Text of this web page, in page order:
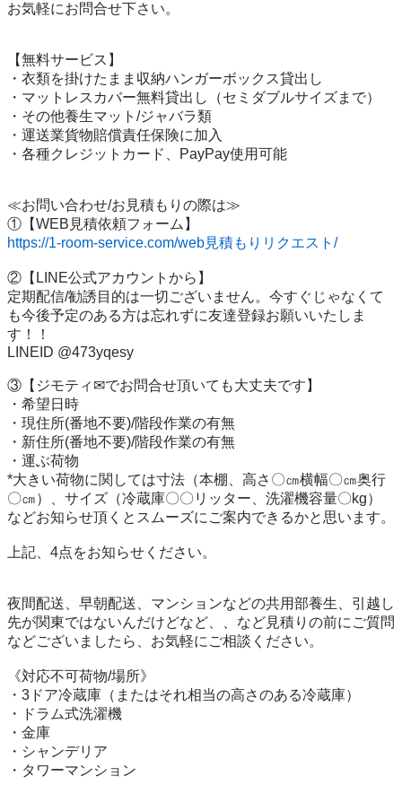
お気軽にお問合せ下さい。
【無料サービス】
・衣類を掛けたまま収納ハンガーボックス貸出し
・マットレスカバー無料貸出し（セミダブルサイズまで）
・その他養生マット/ジャバラ類
・運送業貨物賠償責任保険に加入
・各種クレジットカード、PayPay使用可能
≪お問い合わせ/お見積もりの際は≫
https://1-room-service.com/web見積もりリクエスト/
②【LINE公式アカウントから】
定期配信/勧誘目的は一切ございません。今すぐじゃなくて
も今後予定のある方は忘れずに友達登録お願いいたしま
す！！
LINEID @473yqesy
③【ジモティ✉でお問合せ頂いても大丈夫です】
・希望日時
・現住所(番地不要)/階段作業の有無
・新住所(番地不要)/階段作業の有無
・運ぶ荷物
*大きい荷物に関しては寸法（本棚、高さ〇㎝横幅〇㎝奥行
〇㎝）、サイズ（冷蔵庫〇〇リッター、洗濯機容量〇kg）
などお知らせ頂くとスムーズにご案内できるかと思います。
上記、4点をお知らせください。
夜間配送、早朝配送、マンションなどの共用部養生、引越し
先が関東ではないんだけどなど、、など見積りの前にご質問
などございましたら、お気軽にご相談ください。
《対応不可荷物/場所》
・3ドア冷蔵庫（またはそれ相当の高さのある冷蔵庫）
・ドラム式洗濯機
・金庫
・シャンデリア
・タワーマンション